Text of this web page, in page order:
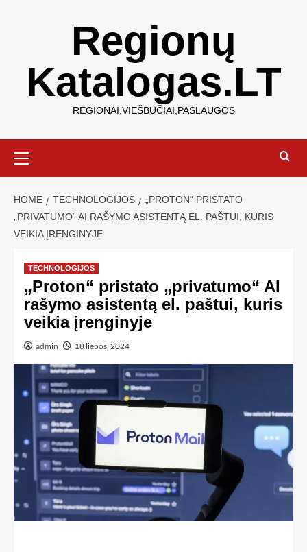
Regionų
Katalogas.LT
REGIONAI,VIEŠBUČIAI,PASLAUGOS
HOME TECHNOLOGIJOS
„PROTON“ PRISTATO
„PRIVATUMO“ AI RAŠYMO ASISTENTĄ EL. PAŠTUI, KURIS
VEIKIA ĮRENGINYJE
TECHNOLOGIJOS
„Proton“ pristato „privatumo“ AI
rašymo asistentą el. paštui, kuris
veikia įrenginyje
admin 18 liepos, 2024